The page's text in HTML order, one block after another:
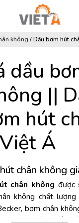
không /Dầu bơm hút
dầu
||
hút
Á
chân không
chân không được
không chất
bơm chân
vòng dầu